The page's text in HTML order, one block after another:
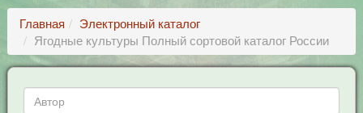
Главная
Электронный каталог
Ягодные культуры Полный сортовой каталог России